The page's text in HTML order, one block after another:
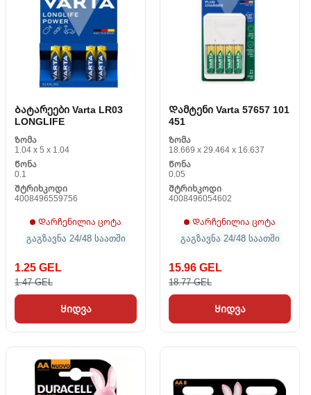
Ბატარეები Varta LR03
LONGLIFE
Ზომა
1.04 x 5 x 1.04
Წონა
0.1
Შტრიხკოდი
4008496559756
Დარჩენილია ცოტა
გაგზავნა 24/48 საათში
1.25 GEL
1.47 GEL
Ყიდვა
Დამტენი Varta 57657 101
451
Ზომა
18.669 x 29.464 x 16.637
Წონა
0.05
Შტრიხკოდი
4008496054602
Დარჩენილია ცოტა
გაგზავნა 24/48 საათში
15.96 GEL
18.77 GEL
Ყიდვა